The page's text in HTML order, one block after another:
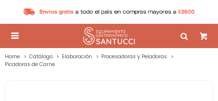

Home Catálogo Elaboración
Procesadoras y Peladoras
Picadoras de Carne